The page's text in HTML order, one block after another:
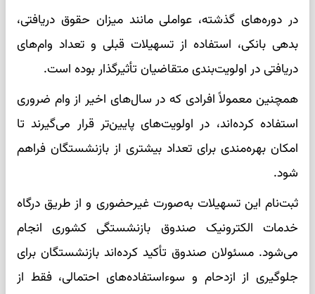
در دوره‌های گذشته، عواملی مانند میزان حقوق دریافتی،
بدهی بانکی، استفاده از تسهیلات قبلی و تعداد وام‌های
دریافتی در اولویت‌بندی متقاضیان تأثیرگذار بوده است.
همچنین معمولاً افرادی که در سال‌های اخیر از وام ضروری
استفاده کرده‌اند، در اولویت‌های پایین‌تر قرار می‌گیرند تا
امکان بهره‌مندی برای تعداد بیشتری از بازنشستگان فراهم
شود.
ثبت‌نام این تسهیلات به‌صورت غیرحضوری و از طریق درگاه
خدمات الکترونیک صندوق بازنشستگی کشوری انجام
می‌شود. مسئولان صندوق تأکید کرده‌اند بازنشستگان برای
جلوگیری از ازدحام و سوءاستفاده‌های احتمالی، فقط از